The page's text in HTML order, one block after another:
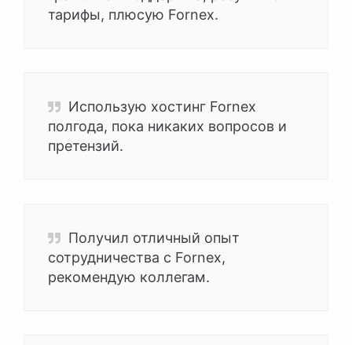
тарифы, плюсую Fornex.
Использую хостинг Fornex
полгода, пока никаких вопросов и
претензий.
Получил отличный опыт
сотрудничества с Fornex,
рекомендую коллегам.